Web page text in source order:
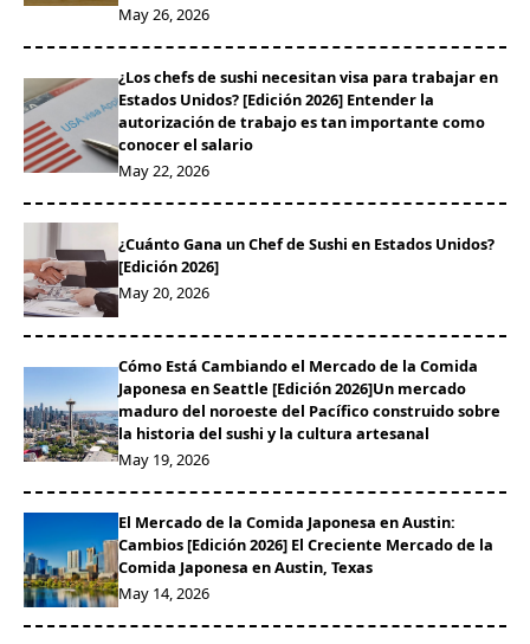
May 26, 2026
¿Los chefs de sushi necesitan visa para trabajar en
Estados Unidos? [Edición 2026] Entender la
autorización de trabajo es tan importante como
conocer el salario
May 22, 2026
¿Cuánto Gana un Chef de Sushi en Estados Unidos?
[Edición 2026]
May 20, 2026
Cómo Está Cambiando el Mercado de la Comida
Japonesa en Seattle [Edición 2026]Un mercado
maduro del noroeste del Pacífico construido sobre
la historia del sushi y la cultura artesanal
May 19, 2026
El Mercado de la Comida Japonesa en Austin:
Cambios [Edición 2026] El Creciente Mercado de la
Comida Japonesa en Austin, Texas
May 14, 2026